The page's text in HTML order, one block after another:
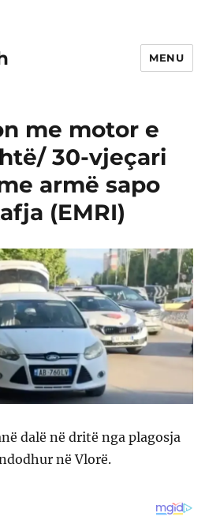
MENU
me motor e
30-vjeçari
armë sapo
(EMRI)
dalë në dritë nga plagosja
në Vlorë.